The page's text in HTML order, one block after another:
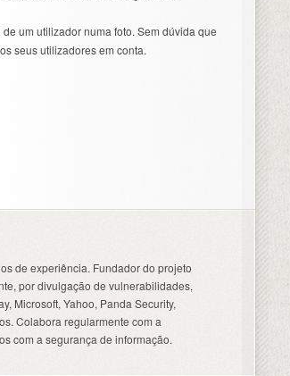
um utilizador numa foto. Sem dúvida que
seus utilizadores em conta.
de experiência. Fundador do projeto
por divulgação de vulnerabilidades,
Microsoft, Yahoo, Panda Security,
Colabora regularmente com a
com a segurança de informação.